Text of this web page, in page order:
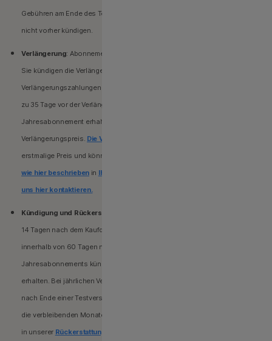
Gebühren am Ende des Testzeitraums abgerechnet werden, sofern Sie
nicht vorher kündigen.
Verlängerung: Abonnements werden automatisch verlängert, es sei denn,
Sie kündigen die Verlängerung vor der Abrechnung.
Verlängerungszahlungen erfolgen je nach Abrechnungszyklus jährlich (bis
zu 35 Tage vor der Verlängerung) oder monatlich. Nutzer mit
Jahresabonnement erhalten im Voraus eine E-Mail mit dem
Verlängerungspreis. Die Verlängerungspreise
erstmalige Preis und können sich ändern. Sie können die Verlängerung
wie hier beschrieben in Ihrem Konto
uns hier kontaktieren.
Kündigung und Rückerstattung
14 Tagen nach dem Kaufdatum im Fall eines Monatsabonnements und
innerhalb von 60 Tagen nach dem Kaufdatum im Fall eines
Jahresabonnements kündigen, um eine vollständige Rückerstattung zu
erhalten. Bei jährlichen Verlängerungszahlungen (einschließlich Zahlungen
nach Ende einer Testversion) können Sie eine anteilige Rückerstattung für
die verbleibenden Monate Ihrer Laufzeit erhalten. Einzelheiten erfahren Sie
in unserer Rückerstattungs- und Kündigungsrichtlinie.